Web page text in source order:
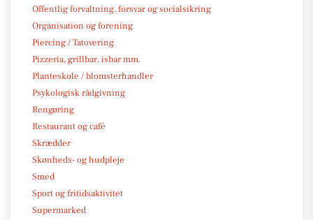
Offentlig forvaltning, forsvar og socialsikring
Organisation og forening
Piercing / Tatovering
Pizzeria, grillbar, isbar mm.
Planteskole / blomsterhandler
Psykologisk rådgivning
Rengøring
Restaurant og café
Skrædder
Skønheds- og hudpleje
Smed
Sport og fritidsaktivitet
Supermarked